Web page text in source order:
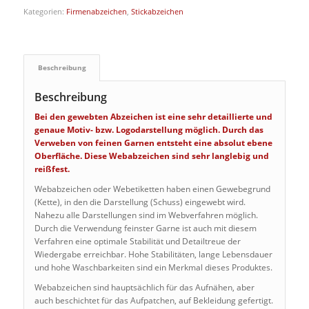
Kategorien: Firmenabzeichen Stickabzeichen
Beschreibung
Beschreibung
Bei den gewebten Abzeichen ist eine sehr detaillierte und
genaue Motiv- bzw. Logodarstellung möglich. Durch das
Verweben von feinen Garnen entsteht eine absolut ebene
Oberfläche. Diese Webabzeichen sind sehr langlebig und
reißfest.
Webabzeichen oder Webetiketten haben einen Gewebegrund
(Kette), in den die Darstellung (Schuss) eingewebt wird.
Nahezu alle Darstellungen sind im Webverfahren möglich.
Durch die Verwendung feinster Garne ist auch mit diesem
Verfahren eine optimale Stabilität und Detailtreue der
Wiedergabe erreichbar. Hohe Stabilitäten, lange Lebensdauer
und hohe Waschbarkeiten sind ein Merkmal dieses Produktes.
Webabzeichen sind hauptsächlich für das Aufnähen, aber
auch beschichtet für das Aufpatchen, auf Bekleidung gefertigt.